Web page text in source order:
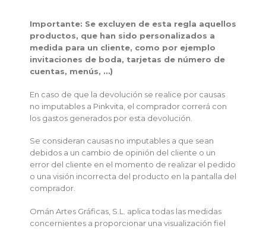
Importante: Se excluyen de esta regla aquellos
productos, que han sido personalizados a
medida para un cliente, como por ejemplo
invitaciones de boda, tarjetas de número de
cuentas, menús, …)
En caso de que la devolución se realice por causas
no imputables a Pinkvita, el comprador correrá con
los gastos generados por esta devolución.
Se consideran causas no imputables a que sean
debidos a un cambio de opinión del cliente o un
error del cliente en el momento de realizar el pedido
o una visión incorrecta del producto en la pantalla del
comprador.
Omán Artes Gráficas, S.L. aplica todas las medidas
concernientes a proporcionar una visualización fiel